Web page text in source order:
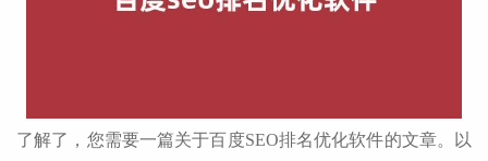
了解了，您需要一篇关于百度SEO排名优化软件的文章。以